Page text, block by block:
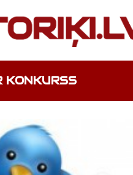
KONKURSS